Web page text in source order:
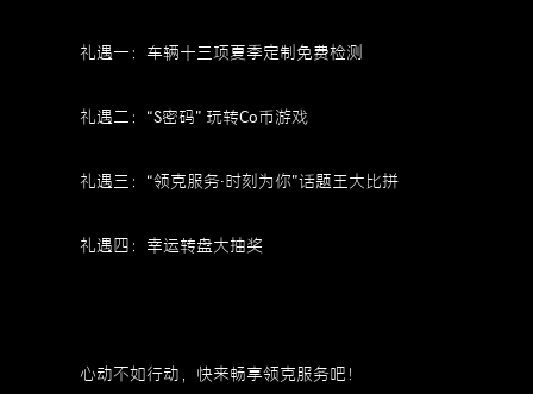
礼遇一：车辆十三项夏季定制免费检测
礼遇二：“S密码” 玩转Co币游戏
礼遇三：“领克服务·时刻为你”话题王大比拼
礼遇四：幸运转盘大抽奖
心动不如行动，快来畅享领克服务吧！